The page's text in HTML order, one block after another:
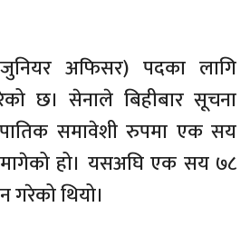
अफिसर) पदका लागि
छ। सेनाले बिहीबार सूचना
समावेशी रुपमा एक सय
हो। यसअघि एक सय ७८
गरेको थियो।